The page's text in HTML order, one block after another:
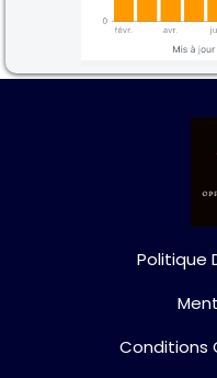
Politique
Conditions